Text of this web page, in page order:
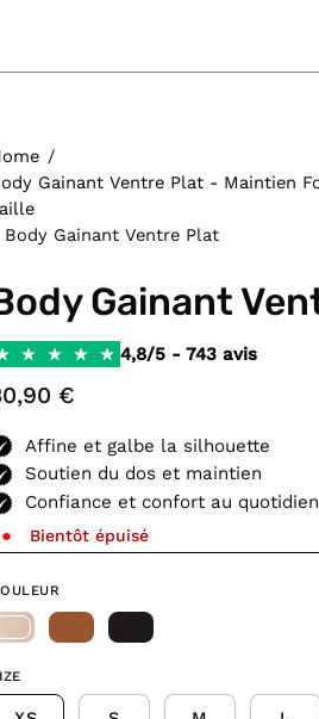
/
Gainant Ventre Plat - Maintien
Body Gainant Ventre Plat
Gainant
4,8/5 - 743 avis
€
Affine et galbe la silhouette
Soutien du dos et maintien
Confiance et confort au quotidien
Bientôt épuisé